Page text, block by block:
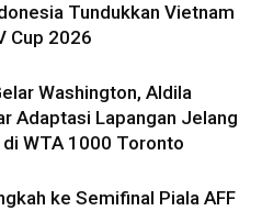
Tundukkan Vietnam
Cup 2026
Washington, Aldila
Adaptasi Lapangan Jelang
WTA 1000 Toronto
ke Semifinal Piala AFF